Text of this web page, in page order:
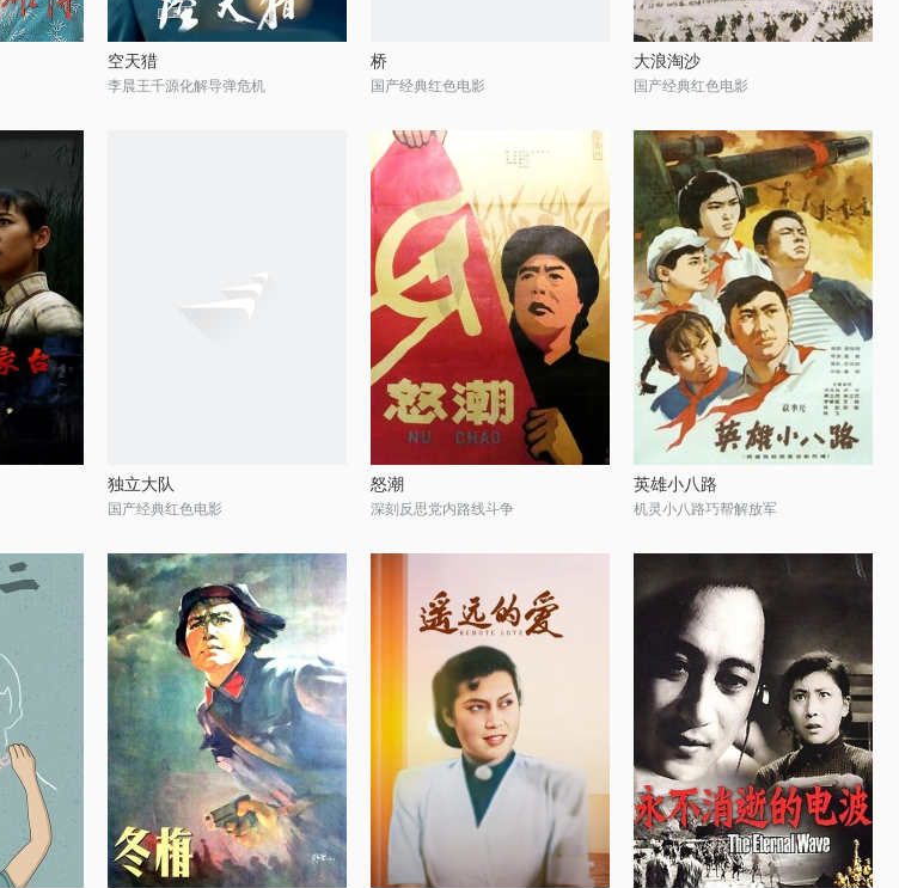
空天猎
李晨王千源化解导弹危机
桥
国产经典红色电影
大浪淘沙
国产经典红色电影
独立大队
国产经典红色电影
怒潮
深刻反思党内路线斗争
英雄小八路
机灵小八路巧帮解放军